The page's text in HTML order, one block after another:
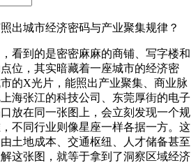
出城市经济密码与产业聚集规律？
看到的是密密麻麻的商铺、写字楼和
位，其实暗藏着一座城市的经济密
的X光片，能照出产业聚集、商业脉
海张江的科技公司、东莞厚街的电子
放在同一张图上，会立刻发现一个规
不同行业则像星座一样各据一方。这
土地成本、交通枢纽、人才储备甚至
这张图，就等于拿到了洞察区域经济